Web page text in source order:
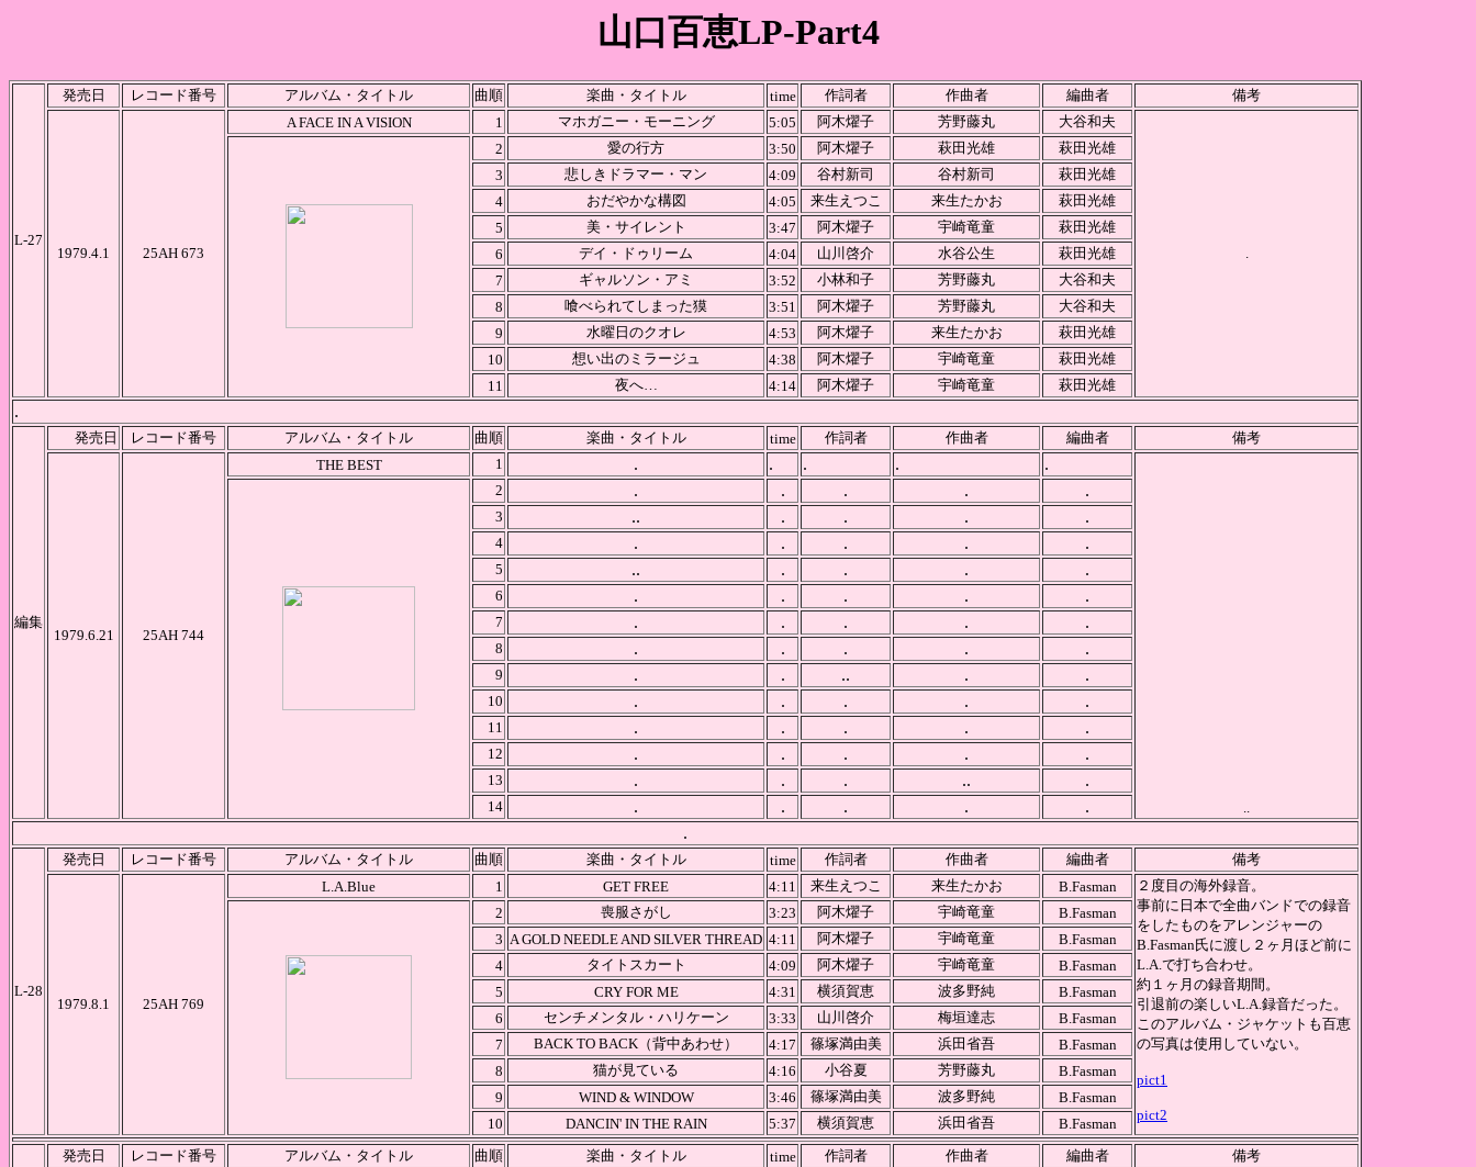
山口百恵LP-Part4
L-27
発売日 レコード番号 アルバム・タイトル 曲順 楽曲・タイトル time 作詞者 作曲者 編曲者 備考
1979.4.1 25AH 673
A FACE IN A VISION 1 マホガニー・モーニング 5:05 阿木燿子 芳野藤丸 大谷和夫
.
2 愛の行方 3:50 阿木燿子 萩田光雄
萩田光雄
3
悲しきドラマー・マン 4:09 谷村新司 谷村新司
萩田光雄
4
おだやかな構図 4:05 来生えつこ 来生たかお
萩田光雄
5
美・サイレント 3:47 阿木燿子 宇崎竜童
萩田光雄
6
デイ・ドゥリーム 4:04 山川啓介 水谷公生
萩田光雄
7
ギャルソン・アミ 3:52 小林和子 芳野藤丸
大谷和夫
8
喰べられてしまった獏 3:51 阿木燿子 芳野藤丸
大谷和夫
9
水曜日のクオレ 4:53 阿木燿子 来生たかお
萩田光雄
10
想い出のミラージュ 4:38 阿木燿子 宇崎竜童
萩田光雄
11
夜へ… 4:14 阿木燿子 宇崎竜童 萩田光雄
.
編集
発売日 レコード番号 アルバム・タイトル 曲順 楽曲・タイトル time 作詞者 作曲者 編曲者 備考
1979.6.21 25AH 744
THE BEST 1 . . . . .
..
2 . . . . .
3 .. . . . .
4 . . . . .
5 .. . . . .
6 . . . . .
7 . . . . .
8 . . . . .
9 . . .. . .
10 . . . . .
11 . . . . .
12 . . . . .
13 . . . .. .
14 . . . .
.
.
L-28
発売日 レコード番号 アルバム・タイトル 曲順 楽曲・タイトル time 作詞者 作曲者 編曲者 備考
1979.8.1 25AH 769
L.A.Blue 1 GET FREE 4:11 来生えつこ 来生たかお B.Fasman
２度目の海外録音。
事前に日本で全曲バンドでの録音
をしたものをアレンジャーの
B.Fasman氏に渡し２ヶ月ほど前に
L.A.で打ち合わせ。
約１ヶ月の録音期間。
引退前の楽しいL.A.録音だった。
このアルバム・ジャケットも百恵
の写真は使用していない。
pict1
pict2
2 喪服さがし 3:23 阿木燿子 宇崎竜童
B.Fasman
3 A GOLD NEEDLE AND SILVER THREAD 4:11 阿木燿子 宇崎竜童
B.Fasman
4
タイトスカート 4:09 阿木燿子 宇崎竜童
B.Fasman
5
CRY FOR ME 4:31 横須賀恵 波多野純
B.Fasman
6
センチメンタル・ハリケーン 3:33 山川啓介 梅垣達志
B.Fasman
7
BACK TO BACK（背中あわせ） 4:17 篠塚満由美 浜田省吾
B.Fasman
8
猫が見ている 4:16 小谷夏 芳野藤丸
B.Fasman
9
WIND & WINDOW 3:46 篠塚満由美 波多野純
B.Fasman
10
DANCIN' IN THE RAIN 5:37 横須賀恵 浜田省吾 B.Fasman
発売日 レコード番号 アルバム・タイトル 曲順 楽曲・タイトル time 作詞者 作曲者 編曲者 備考